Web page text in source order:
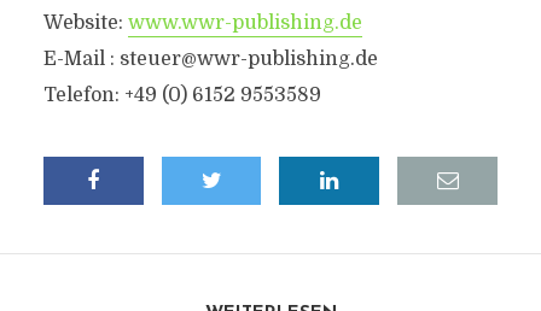
Website: www.wwr-publishing.de
E-Mail : steuer@wwr-publishing.de
Telefon: +49 (0) 6152 9553589